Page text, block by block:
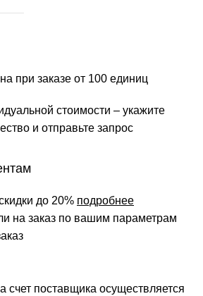
при заказе от 100 единиц
стоимости – укажите
и отправьте запрос
до 20% подробнее
на заказ по вашим параметрам
счет поставщика осуществляется